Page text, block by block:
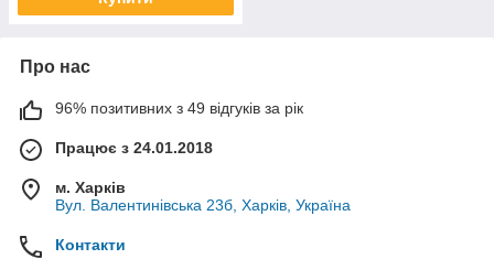
Про нас
96% позитивних з 49 відгуків за рік
Працює з 24.01.2018
м. Харків
Вул. Валентинівська 23б, Харків, Україна
Контакти